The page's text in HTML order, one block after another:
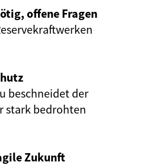
offene Fragen
beschneidet der
stark bedrohten
Zukunft